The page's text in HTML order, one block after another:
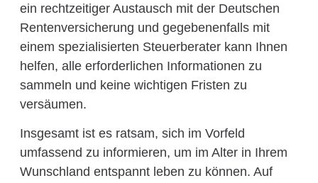
ein rechtzeitiger Austausch mit der Deutschen
Rentenversicherung und gegebenenfalls mit
einem spezialisierten Steuerberater kann Ihnen
helfen, alle erforderlichen Informationen zu
sammeln und keine wichtigen Fristen zu
versäumen.
Insgesamt ist es ratsam, sich im Vorfeld
umfassend zu informieren, um im Alter in Ihrem
Wunschland entspannt leben zu können. Auf